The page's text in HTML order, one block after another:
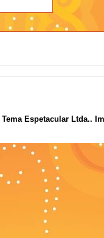
Tema Espetacular Ltda..